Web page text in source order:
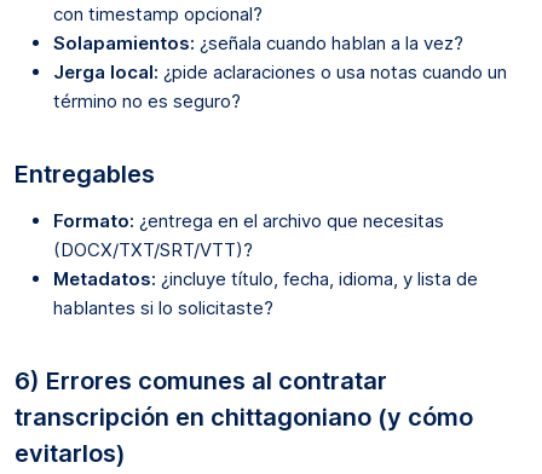
con timestamp opcional?
Solapamientos: ¿señala cuando hablan a la vez?
Jerga local: ¿pide aclaraciones o usa notas cuando un
término no es seguro?
Entregables
Formato: ¿entrega en el archivo que necesitas
(DOCX/TXT/SRT/VTT)?
Metadatos: ¿incluye título, fecha, idioma, y lista de
hablantes si lo solicitaste?
6) Errores comunes al contratar
transcripción en chittagoniano (y cómo
evitarlos)